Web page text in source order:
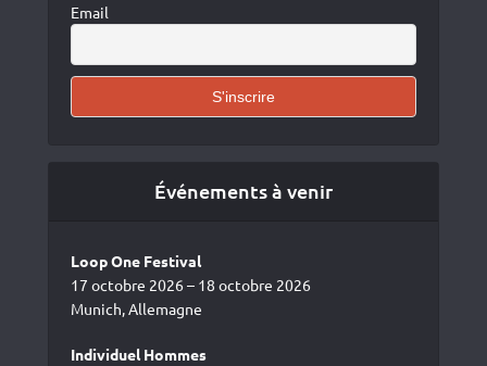
Email
Événements à venir
Loop One Festival
17 octobre 2026 – 18 octobre 2026
Munich, Allemagne
Individuel Hommes